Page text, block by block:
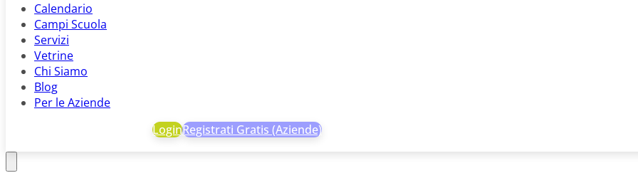
Calendario
Campi Scuola
Servizi
Vetrine
Chi Siamo
Blog
Per le Aziende
LoginRegistrati Gratis (Aziende)